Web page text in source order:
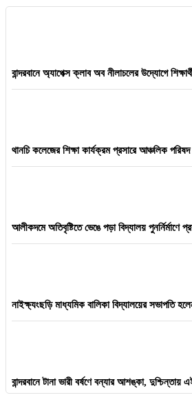
বান্দরবানে অ্যাপেক্স ক্লাব অব নীলাচলের উদ্যোগে
থানচি কলেজের শিক্ষা কার্যক্রম প্রসারে আঞ্চলিক
আলীকদমে অতিবৃষ্টিতে ভেঙে পড়া বিদ্যালয় পুনর্নির্মাণে
নাইক্ষ্যংছড়ি মাধ্যমিক বালিকা বিদ্যালয়ের সভাপতি
বান্দরবানে টানা ভারী বর্ষণে বন্যার আশঙ্কা, দুশ্চিন্তায়